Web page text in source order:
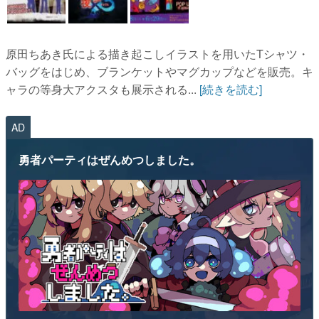
原田ちあき氏による描き起こしイラストを用いたTシャツ・
バッグをはじめ、ブランケットやマグカップなどを販売。キ
ャラの等身大アクスタも展示される... [続きを読む]
AD
勇者パーティはぜんめつしました。